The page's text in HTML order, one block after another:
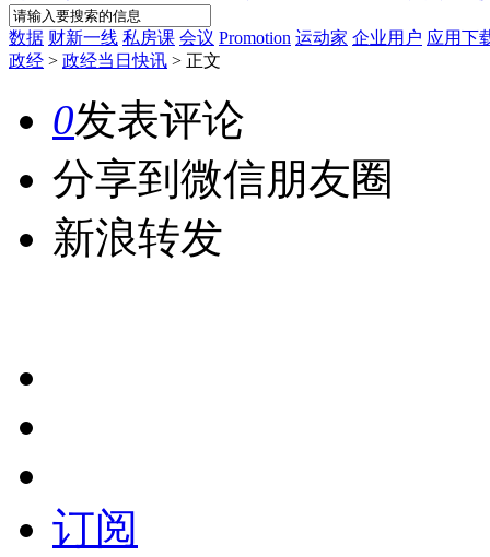
数据 财新一线 私房课 会议 Promotion 运动家 企业用户 应用下
政经 > 政经当日快讯 > 正文
0发表评论
分享到微信朋友圈
新浪转发
订阅